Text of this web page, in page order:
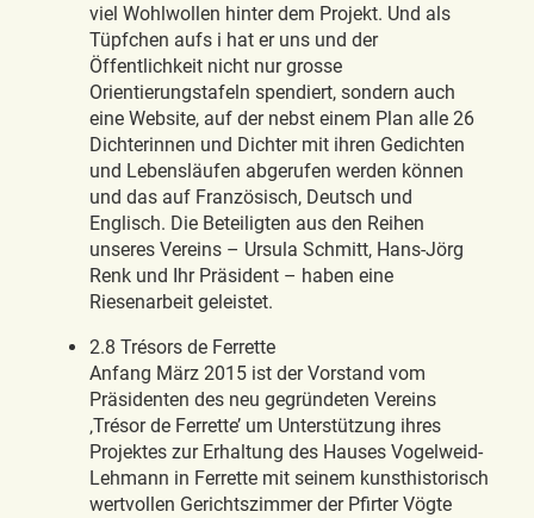
viel Wohlwollen hinter dem Projekt. Und als
Tüpfchen aufs i hat er uns und der
Öffentlichkeit nicht nur grosse
Orientierungstafeln spendiert, sondern auch
eine Website, auf der nebst einem Plan alle 26
Dichterinnen und Dichter mit ihren Gedichten
und Lebensläufen abgerufen werden können
und das auf Französisch, Deutsch und
Englisch. Die Beteiligten aus den Reihen
unseres Vereins – Ursula Schmitt, Hans-Jörg
Renk und Ihr Präsident – haben eine
Riesenarbeit geleistet.
2.8 Trésors de Ferrette
Anfang März 2015 ist der Vorstand vom
Präsidenten des neu gegründeten Vereins
‚Trésor de Ferrette’ um Unterstützung ihres
Projektes zur Erhaltung des Hauses Vogelweid-
Lehmann in Ferrette mit seinem kunsthistorisch
wertvollen Gerichtszimmer der Pfirter Vögte